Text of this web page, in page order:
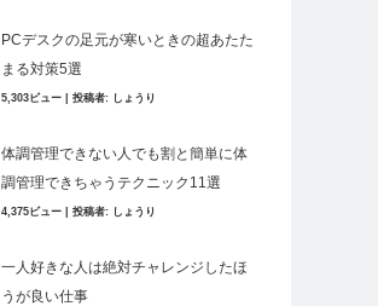
PCデスクの足元が寒いときの超あたた
まる対策5選
5,303ビュー 投稿者: しょうり
体調管理できない人でも割と簡単に体
調管理できちゃうテクニック11選
4,375ビュー 投稿者: しょうり
一人好きな人は絶対チャレンジしたほ
うが良い仕事